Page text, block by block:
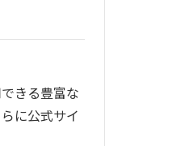
きる豊富な
に公式サイ